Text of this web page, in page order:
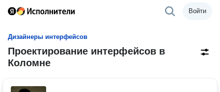
Войти
Дизайнеры интерфейсов
Проектирование интерфейсов в
Коломне